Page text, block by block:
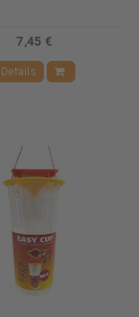
7,45 €
Details